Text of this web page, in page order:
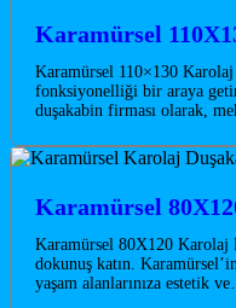
Karamürsel
Karamürsel 110×130
fonksiyonelliği bir araya
duşakabin firması olarak,
Karamürsel
Karamürsel 80X120 Karolaj
dokunuş katın.
yaşam alanlarınıza estetik